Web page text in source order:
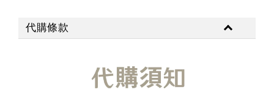
代購條款